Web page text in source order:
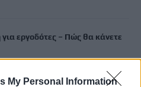
My Personal Information
εργοδότες – Πώς θα κάνετε